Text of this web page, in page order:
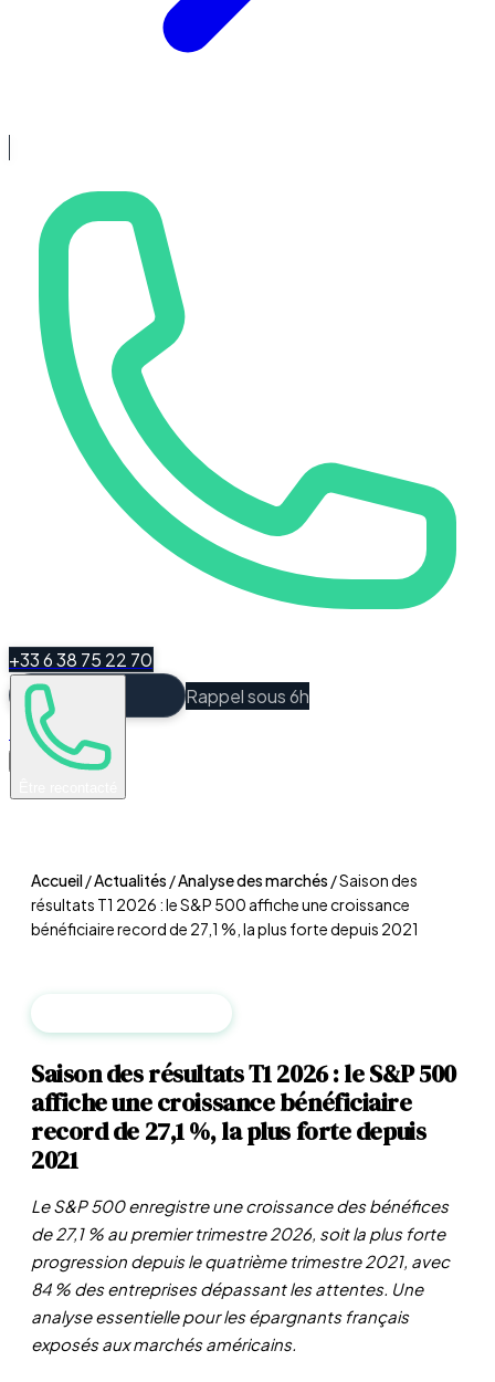
+33 6 38 75 22 70
Rappel sous 6h
Espace Client
Accueil/Actualités /Analyse des marchés /Saison des
résultats T1 2026 : le S&P 500 affiche une croissance
bénéficiaire record de 27,1 %, la plus forte depuis 2021
Saison des résultats T1 2026 : le S&P 500
affiche une croissance bénéficiaire
record de 27,1 %, la plus forte depuis
2021
Le S&P 500 enregistre une croissance des bénéfices
de 27,1 % au premier trimestre 2026, soit la plus forte
progression depuis le quatrième trimestre 2021, avec
84 % des entreprises dépassant les attentes. Une
analyse essentielle pour les épargnants français
exposés aux marchés américains.